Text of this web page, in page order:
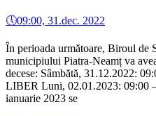
🕔09:00, 31.dec. 2022
În perioada următoare, Biroul de
municipiului Piatra-Neamț va
decese: Sâmbătă, 31.12.2022:
LIBER Luni, 02.01.2023: 09:00
ianuarie 2023 se